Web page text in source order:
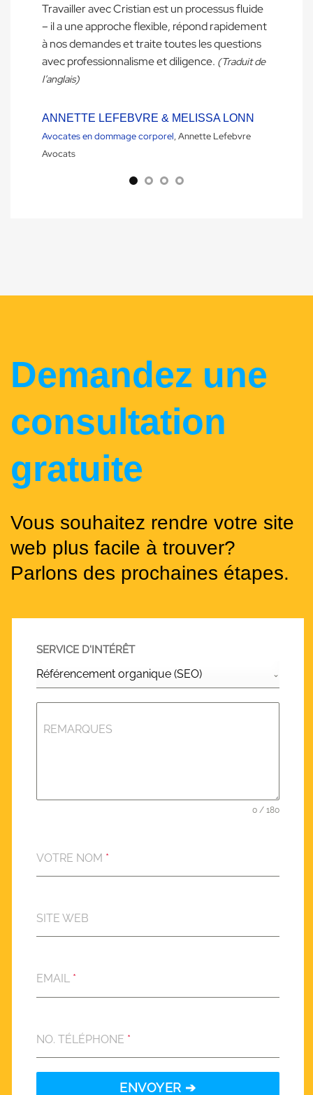
Travailler avec Cristian est un processus fluide
– il a une approche flexible, répond rapidement
à nos demandes et traite toutes les questions
avec professionnalisme et diligence. (Traduit de
l’anglais)
ANNETTE LEFEBVRE & MELISSA LONN
Avocates en dommage corporel, Annette Lefebvre
Avocats
Demandez une
consultation
gratuite
Vous souhaitez rendre votre site
web plus facile à trouver?
Parlons des prochaines étapes.
SERVICE D'INTÉRÊT
Référencement organique (SEO)
REMARQUES
0 / 180
VOTRE NOM *
SITE WEB
EMAIL *
NO. TÉLÉPHONE *
ENVOYER ➔